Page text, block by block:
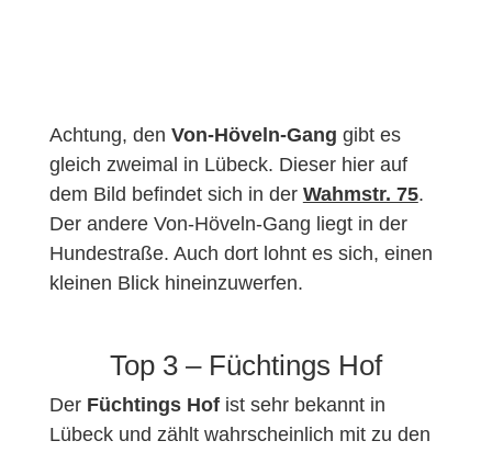
Achtung, den Von-Höveln-Gang gibt es
gleich zweimal in Lübeck. Dieser hier auf
dem Bild befindet sich in der Wahmstr. 75.
Der andere Von-Höveln-Gang liegt in der
Hundestraße. Auch dort lohnt es sich, einen
kleinen Blick hineinzuwerfen.
Top 3 – Füchtings Hof
Der Füchtings Hofist sehr bekannt in
Lübeck und zählt wahrscheinlich mit zu den